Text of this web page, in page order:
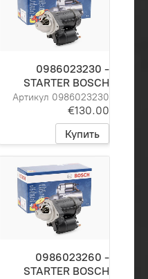
0986023230 -
STARTER BOSCH
Артикул 0986023230
€130.00
Купить
0986023260 -
STARTER BOSCH